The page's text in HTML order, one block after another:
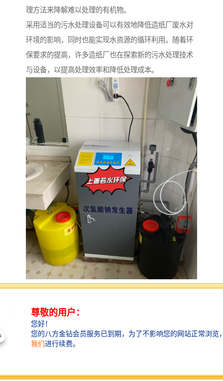
理方法来降解难以处理的有机物。
采用适当的污水处理设备可以有效地降低造纸厂废水对
环境的影响，同时也能实现水资源的循环利用。随着环
保要求的提高，许多造纸厂也在探索新的污水处理技术
与设备，以提高处理效率和降低处理成本。
医用小型缓释消毒器是一种用于机构的设备，旨在持续
释放消毒剂以保持环境的清洁与卫生。这类设备通常具
1. **持续释放**：能够在长时间内缓慢释放消毒剂，确